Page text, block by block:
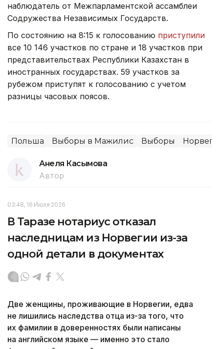
наблюдатель от Межпарламентской ассамблеи
Содружества Независимых Государств.
По состоянию на 8:15 к голосованию приступили
все 10 146 участков по стране и 18 участков при
представительствах Республики Казахстан в
иностранных государствах. 59 участков за
рубежом приступят к голосованию с учетом
разницы часовых поясов.
Польша Выборы в Мажилис Выборы
Анеля Касымова
Автор
03:48, 16 Июля 2026
В Таразе нотариус отказал
наследницам из Норвегии из-за
одной детали в документах
Две женщины, проживающие в Норвегии, едва
не лишились наследства отца из-за того, что
их фамилии в доверенностях были написаны
на английском языке — именно это стало